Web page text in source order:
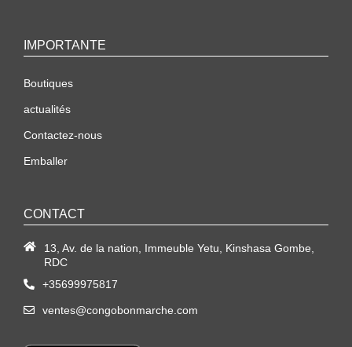
IMPORTANTE
Boutiques
actualités
Contactez-nous
Emballer
CONTACT
13, Av. de la nation, Immeuble Yetu, Kinshasa Gombe,
RDC
+35699975817
ventes@congobonmarche.com